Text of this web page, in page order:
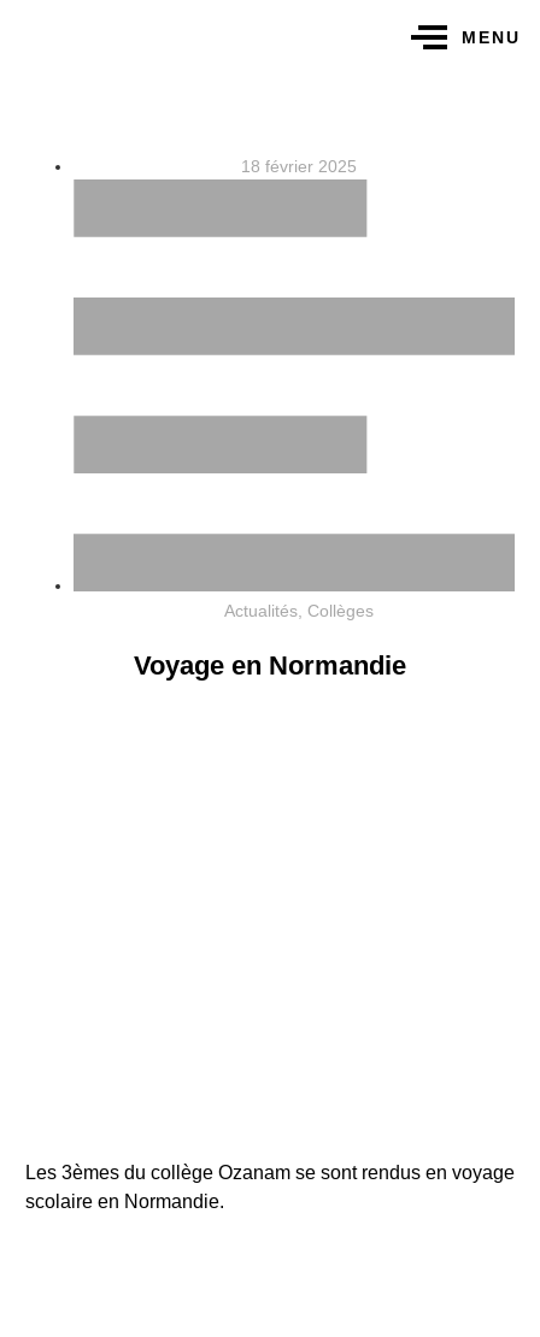
MENU
18 février 2025
Actualités Collèges
Voyage en Normandie
Les 3èmes du collège Ozanam se sont rendus en voyage
scolaire en Normandie.